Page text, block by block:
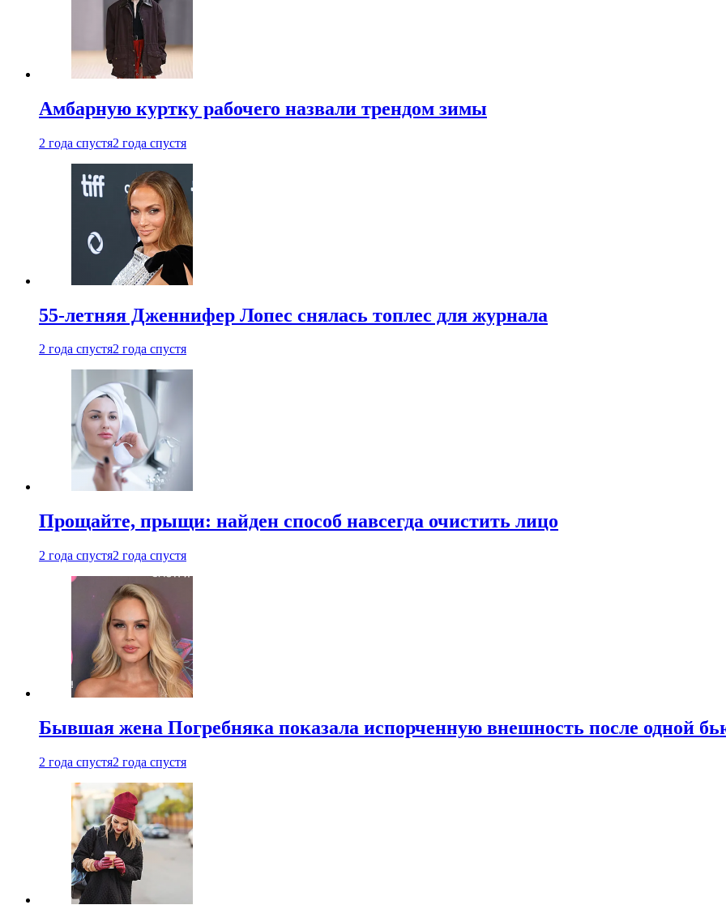
Амбарную куртку рабочего назвали трендом зимы
2 года спустя2 года спустя
55-летняя Дженнифер Лопес снялась топлес для журнала
2 года спустя2 года спустя
Прощайте, прыщи: найден способ навсегда очистить лицо
2 года спустя2 года спустя
Бывшая жена Погребняка показала испорченную внешность после одной
2 года спустя2 года спустя